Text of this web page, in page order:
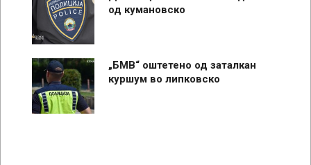
од кумановско
„БМВ“ оштетено од заталкан
куршум во липковско